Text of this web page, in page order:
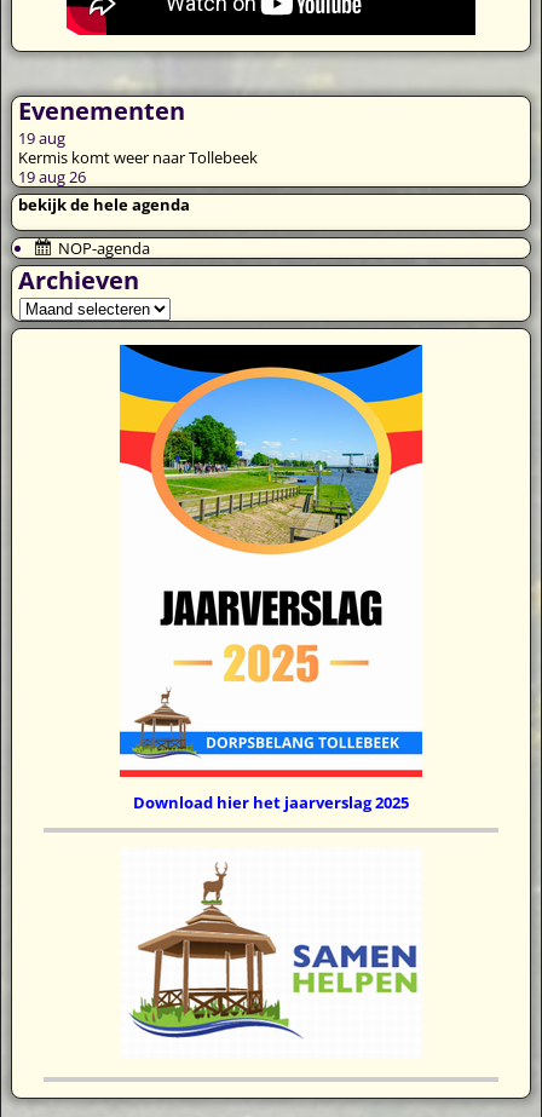
Evenementen
19aug
Kermis komt weer naar Tollebeek
19 aug 26
bekijk de hele agenda
NOP-agenda
Archieven
Download hier het jaarverslag 2025